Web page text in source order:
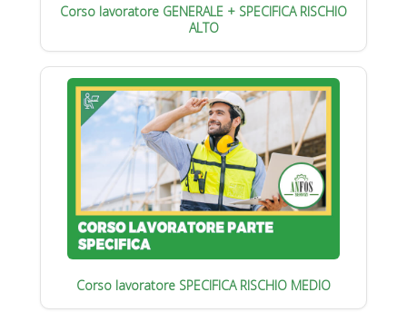
Corso lavoratore GENERALE + SPECIFICA RISCHIO
ALTO
Corso lavoratore SPECIFICA RISCHIO MEDIO